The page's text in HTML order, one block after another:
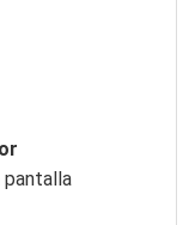
pantalla